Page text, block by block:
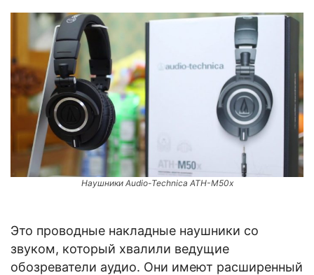
Наушники Audio-Technica ATH-M50x
Это проводные накладные наушники со
звуком, который хвалили ведущие
обозреватели аудио. Они имеют расширенный